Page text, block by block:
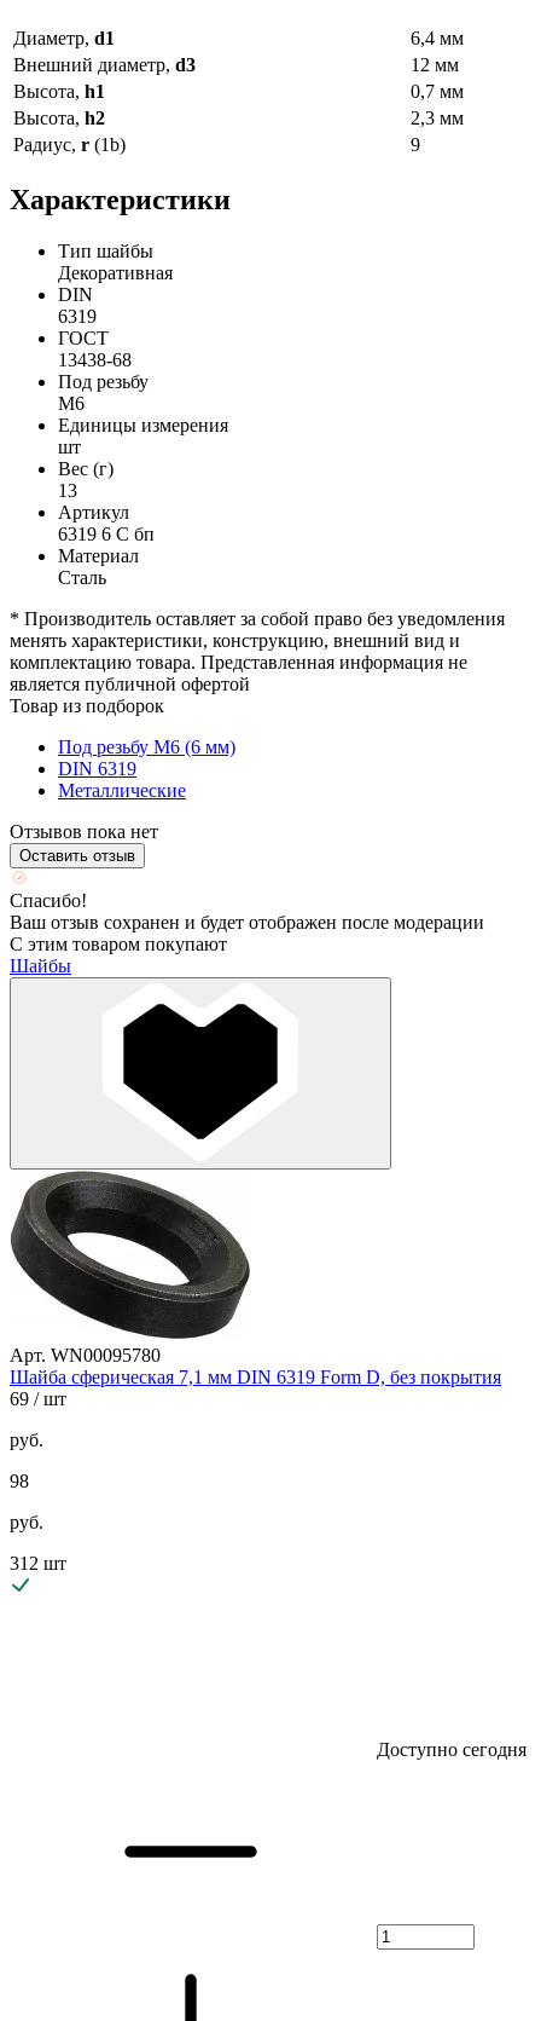
Диаметр, d1
6,4 мм
Внешний диаметр, d3
12 мм
Высота, h1
0,7 мм
Высота, h2
2,3 мм
Радиус, r (1b) 9
Характеристики
Тип шайбы
Декоративная
DIN
6319
ГОСТ
13438-68
Под резьбу
М6
Единицы измерения
шт
Вес (г)
13
Артикул
6319 6 С бп
Материал
Сталь
* Производитель оставляет за собой право без уведомления
менять характеристики, конструкцию, внешний вид и
комплектацию товара. Представленная информация не
является публичной офертой
Товар из подборок
Под резьбу М6 (6 мм)
DIN 6319
Металлические
Отзывов пока нет
Оставить отзыв
Спасибо!
Ваш отзыв сохранен и будет отображен после модерации
С этим товаром покупают
Шайбы
Арт. WN00095780
Шайба сферическая 7,1 мм DIN 6319 Form D, без покрытия
69 / шт
руб.
98
руб.
312 шт
Доступно сегодня